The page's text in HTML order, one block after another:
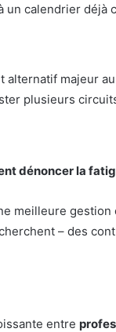
un calendrier
alternatif majeur
plusieurs
dénoncer la
meilleure
– des
entre